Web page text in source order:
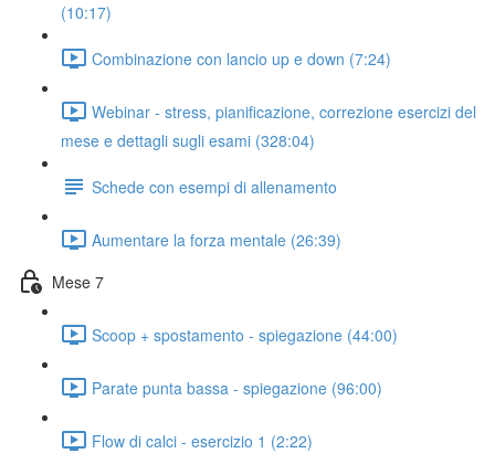
(10:17)
Combinazione con lancio up e down (7:24)
Webinar - stress, pianificazione, correzione esercizi del
mese e dettagli sugli esami (328:04)
Schede con esempi di allenamento
Aumentare la forza mentale (26:39)
Mese 7
Scoop + spostamento - spiegazione (44:00)
Parate punta bassa - spiegazione (96:00)
Flow di calci - esercizio 1 (2:22)